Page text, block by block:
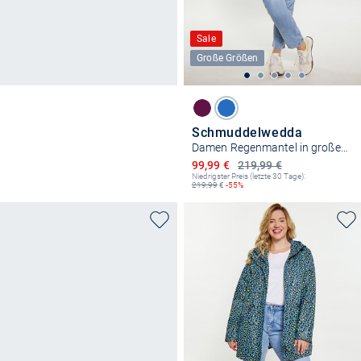
Sale
Große Größen
Schmuddelwedda
Damen Regenmantel in großen Größen
219,99 €
Ermäßigter Preis
99,99 €
Niedrigster Preis (letzte 30 Tage):
219,99€ -55%